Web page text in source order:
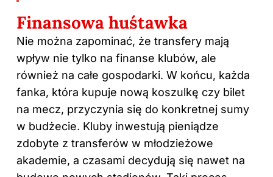
Finansowa huśtawka
Nie można zapominać, że transfery mają
wpływ nie tylko na finanse klubów, ale
również na całe gospodarki. W końcu, każda
fanka, która kupuje nową koszulkę czy bilet
na mecz, przyczynia się do konkretnej sumy
w budżecie. Kluby inwestują pieniądze
zdobyte z transferów w młodzieżowe
akademie, a czasami decydują się nawet na